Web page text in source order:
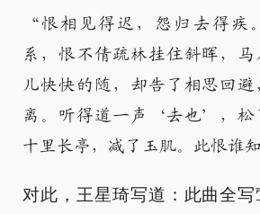
“恨相见得迟，怨归去得疾
系，恨不倩疏林挂住斜晖，
儿快快的随，却告了相思回避
离。听得道一声‘去也’，松
十里长亭，减了玉肌。此恨谁
对此，王星琦写道：此曲全写